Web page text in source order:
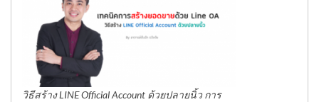
วิธีสร้าง LINE Official Account ด้วยปลายนิ้ว การ